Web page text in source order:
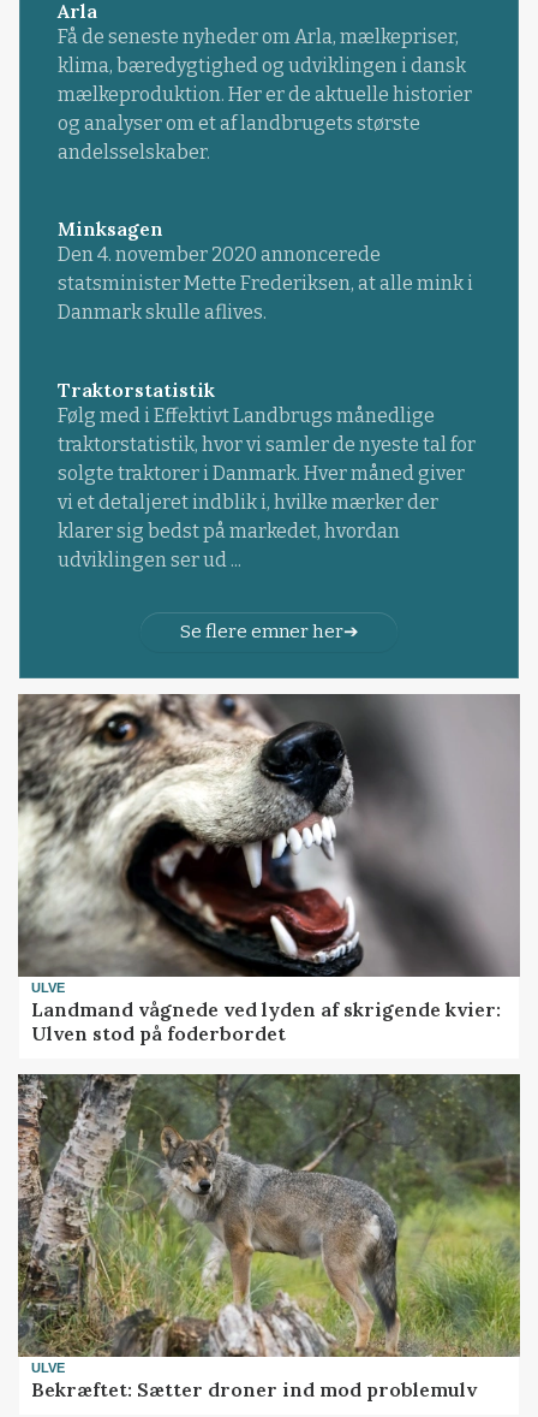
Arla
Få de seneste nyheder om Arla, mælkepriser,
klima, bæredygtighed og udviklingen i dansk
mælkeproduktion. Her er de aktuelle historier
og analyser om et af landbrugets største
andelsselskaber.
Minksagen
Den 4. november 2020 annoncerede
statsminister Mette Frederiksen, at alle mink i
Danmark skulle aflives.
Traktorstatistik
Følg med i Effektivt Landbrugs månedlige
traktorstatistik, hvor vi samler de nyeste tal for
solgte traktorer i Danmark. Hver måned giver
vi et detaljeret indblik i, hvilke mærker der
klarer sig bedst på markedet, hvordan
udviklingen ser ud ...
Se flere emner her
ULVE
Landmand vågnede ved lyden af skrigende kvier:
Ulven stod på foderbordet
ULVE
Bekræftet: Sætter droner ind mod problemulv